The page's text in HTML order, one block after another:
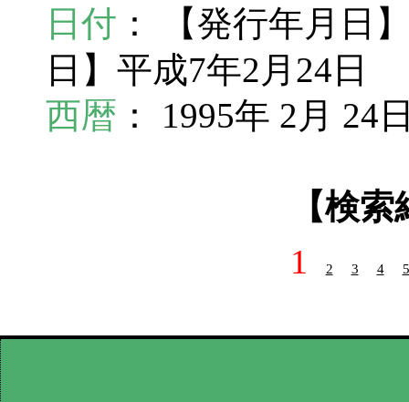
日付 ： 【発行年月日
日】平成7年2月24日
西暦 ： 1995年 2月 24
【検
1
2 3 4 5